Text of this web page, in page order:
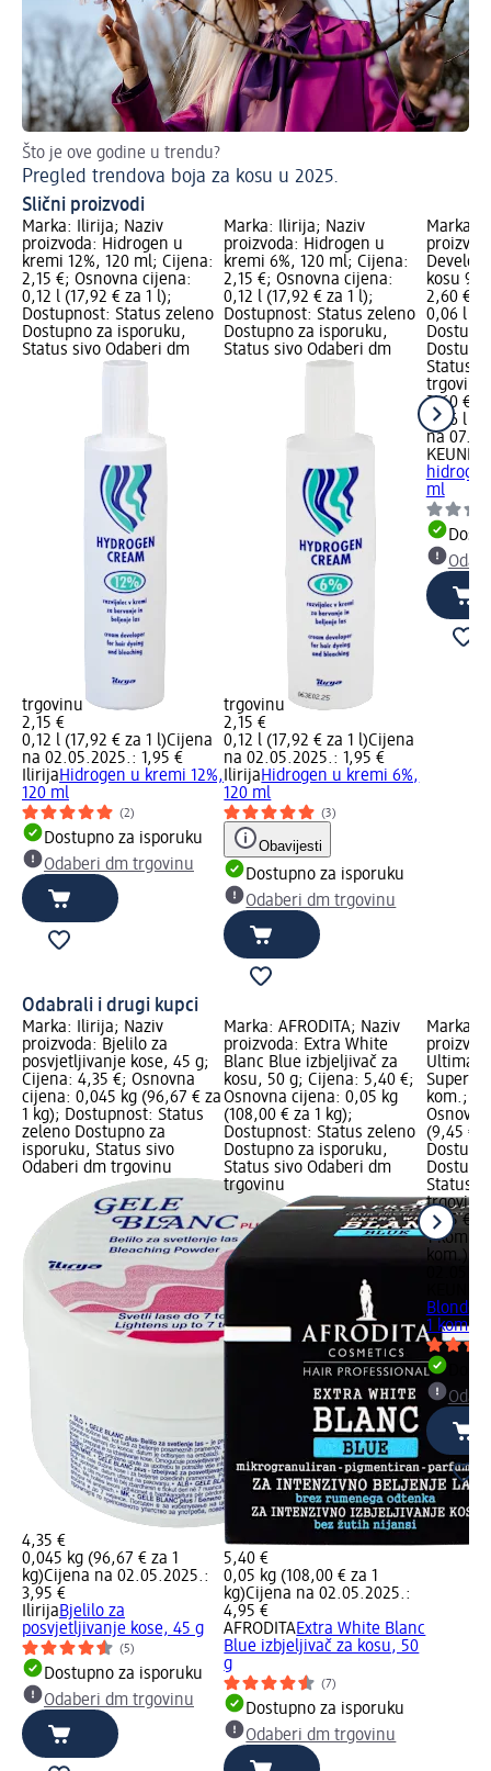
Što je ove godine u trendu?
Pregled trendova boja za kosu u 2025.
Slični proizvodi
Marka: Ilirija; Naziv
proizvoda: Hidrogen u
kremi 12%, 120 ml; Cijena:
2,15 €; Osnovna cijena:
0,12 l (17,92 € za 1 l);
Dostupnost: Status zeleno
Dostupno za isporuku,
Status sivo Odaberi dm
trgovinu
2,15 €
0,12 l (17,92 € za 1 l)Cijena
na 02.05.2025.: 1,95 €
IlirijaHidrogen u kremi 12%,
120 ml
(2)
Dostupno za isporuku
Odaberi dm trgovinu
Marka: Ilirija; Naziv
proizvoda: Hidrogen u
kremi 6%, 120 ml; Cijena:
2,15 €; Osnovna cijena:
0,12 l (17,92 € za 1 l);
Dostupnost: Status zeleno
Dostupno za isporuku,
Status sivo Odaberi dm
trgovinu
2,15 €
0,12 l (17,92 € za 1 l)Cijena
na 02.05.2025.: 1,95 €
IlirijaHidrogen u kremi 6%,
120 ml
(3)
Obavijesti
Dostupno za isporuku
Odaberi dm trgovinu
Marka:
kosu 9
2,60 €;
0,06 l
Status
trgovinu
2,60 €
0,06 l
na
KEUNE
ml
Odabrali i drugi kupci
Marka: Ilirija; Naziv
proizvoda: Bjelilo za
posvjetljivanje kose, 45 g;
Cijena: 4,35 €; Osnovna
cijena: 0,045 kg (96,67 € za
1 kg); Dostupnost: Status
zeleno Dostupno za
isporuku, Status sivo
Odaberi dm trgovinu
4,35 €
0,045 kg (96,67 € za 1
kg)Cijena na 02.05.2025.:
3,95 €
IlirijaBjelilo za
posvjetljivanje kose, 45 g
(5)
Dostupno za isporuku
Odaberi dm trgovinu
Marka: AFRODITA; Naziv
proizvoda: Extra White
Blanc Blue izbjeljivač za
kosu, 50 g; Cijena: 5,40 €;
Osnovna cijena: 0,05 kg
(108,00 € za 1 kg);
Dostupnost: Status zeleno
Dostupno za isporuku,
Status sivo Odaberi dm
trgovinu
5,40 €
0,05 kg (108,00 € za 1
kg)Cijena na 02.05.2025.:
4,95 €
AFRODITAExtra White Blanc
Blue izbjeljivač za kosu, 50
g
(7)
Dostupno za isporuku
Odaberi dm trgovinu
Marka:
Ultimate
Super
kom.;
(9,45 €
Status
trgovinu
9,45 €
1 kom.
kom.)
Blonde
1 kom.